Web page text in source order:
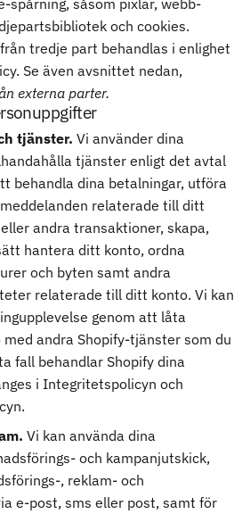
och cookies.
tredje part behandlas i enlighet
Se även avsnittet nedan,
externa parter.
tjänster. Vi använder dina
tjänster enligt det avtal
behandla dina betalningar, utföra
relaterade till ditt
andra transaktioner, skapa,
hantera ditt konto, ordna
och byten samt andra
relaterade till ditt konto. Vi kan
genom att låta
andra Shopify-tjänster som du
fall behandlar Shopify dina
i Integritetspolicyn och
Vi kan använda dina
och kampanjutskick,
, reklam- och
e-post, sms eller post, samt för